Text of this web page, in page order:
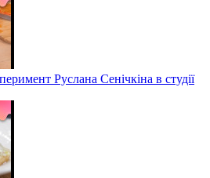
Руслана Сенічкіна в студії